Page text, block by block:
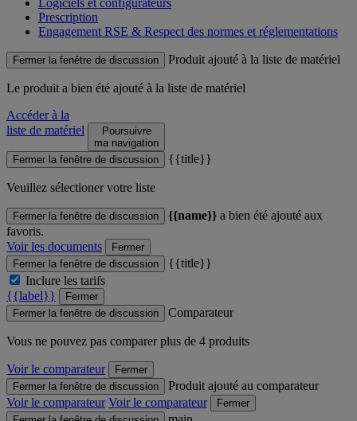
Logiciels et configurateurs
Prescription
Engagement RSE & Respect des normes et réglementations
Fermer la fenêtre de discussion Produit ajouté à la liste de matériel
Le produit a bien été ajouté à la liste de matériel
Accéder à la
liste de matériel
Poursuivre
ma navigation
Fermer la fenêtre de discussion
{{title}}
Veuillez sélectioner votre liste
Fermer la fenêtre de discussion {{name}} a bien été ajouté aux
favoris.
Voir les documents
Fermer
Fermer la fenêtre de discussion
{{title}}
Inclure les tarifs
{{label}}
Fermer
Fermer la fenêtre de discussion
Comparateur
Vous ne pouvez pas comparer plus de 4 produits
Voir le comparateur
Fermer
Fermer la fenêtre de discussion
Produit ajouté au comparateur
Voir le comparateur Voir le comparateur
Fermer